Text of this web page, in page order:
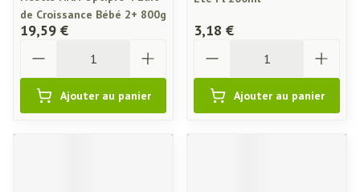
de Croissance Bébé 2+ 800g
19,59 €
Ajouter au panier
3,18 €
Ajouter au panier